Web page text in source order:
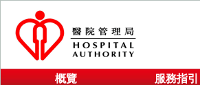
概覽 服務指引